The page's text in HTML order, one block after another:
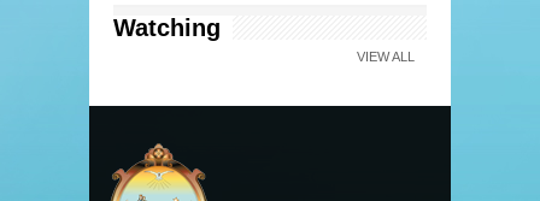
Watching
VIEW ALL